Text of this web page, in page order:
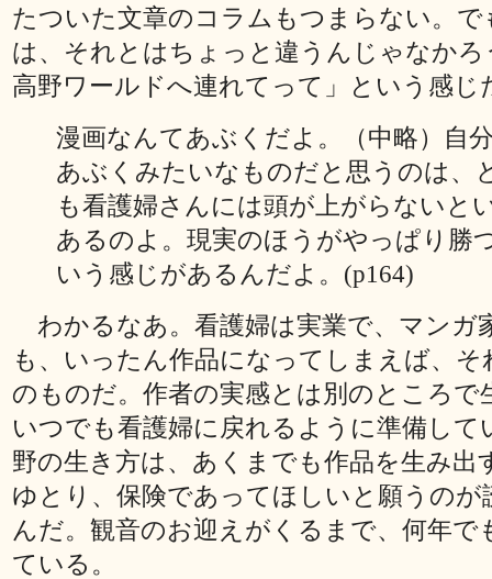
たついた文章のコラムもつまらない。で
は、それとはちょっと違うんじゃなかろ
高野ワールドへ連れてって」という感じ
漫画なんてあぶくだよ。（中略）自
あぶくみたいなものだと思うのは、
も看護婦さんには頭が上がらないと
あるのよ。現実のほうがやっぱり勝
いう感じがあるんだよ。(p164)
わかるなあ。看護婦は実業で、マンガ
も、いったん作品になってしまえば、そ
のものだ。作者の実感とは別のところで
いつでも看護婦に戻れるように準備して
野の生き方は、あくまでも作品を生み出
ゆとり、保険であってほしいと願うのが
んだ。観音のお迎えがくるまで、何年で
ている。